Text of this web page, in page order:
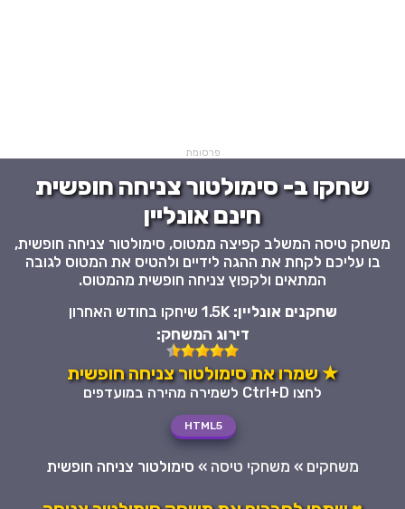
פרסומת
שחקו ב- סימולטור צניחה חופשית
חינם אונליין
משחק טיסה המשלב קפיצה ממטוס, סימולטור צניחה חופשית,
בו עליכם לקחת את ההגה לידיים ולהטיס את המטוס לגובה
המתאים ולקפוץ צניחה חופשית מהמטוס.
שחקנים אונליין:1.5K שיחקו בחודש האחרון
דירוג המשחק:
★ שמרו את סימולטור צניחה חופשית
לחצו Ctrl+D לשמירה מהירה במועדפים
HTML5
משחקים » משחקי טיסה » סימולטור צניחה חופשית